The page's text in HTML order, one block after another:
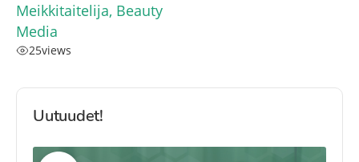
Meikkitaitelija, Beauty
Media
25views
Uutuudet!